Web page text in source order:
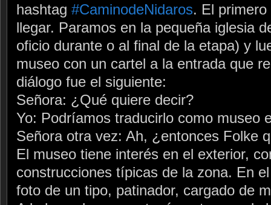
hashtag #CaminodeNidaros. El
llegar. Paramos en la pequeña iglesia
oficio durante o al final de la etapa) y
museo con un cartel a la entrada que
diálogo fue el siguiente:
Señora: ¿Qué quiere decir?
Yo: Podríamos traducirlo como museo
Señora otra vez: Ah, ¿entonces Folke
El museo tiene interés en el exterior,
construcciones típicas de la zona. En
foto de un tipo, patinador, cargado de